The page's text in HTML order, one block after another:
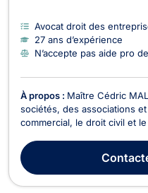
Avocat droit des
27 ans d’expérience
N’accepte pas aide pro
À propos : Maître Cédric
sociétés, des associations
commercial, le droit civil et
constitution de sociétés,
obligations légales et